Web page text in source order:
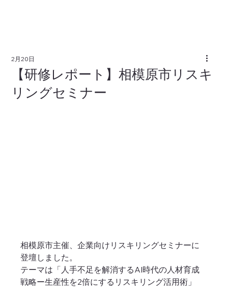
【研修レポート】相模原市リスキ
リングセミナー
2月20日
相模原市主催、企業向けリスキリングセミナーに
登壇しました。
テーマは「人手不足を解消するAI時代の人材育成
戦略ー生産性を2倍にするリスキリング活用術」